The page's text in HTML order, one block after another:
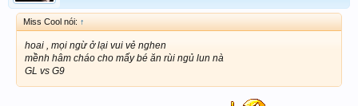
Miss Cool nói: ↑
hoai , mọi ngừ ở lại vui vẻ nghen
mềnh hâm cháo cho mấy bé ăn rùi ngủ lun nà
GL vs G9